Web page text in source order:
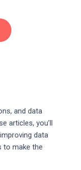
and data
articles, you’ll
data
to make the